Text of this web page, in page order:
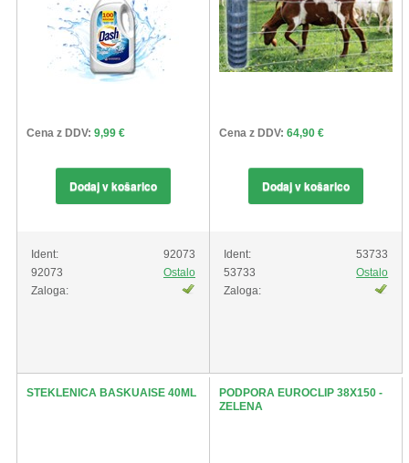
Cena z DDV: 9,99 €
Dodaj v košarico
Ident:
92073
92073
Ostalo
Zaloga:
Cena z DDV: 64,90 €
Dodaj v košarico
Ident:
53733
53733
Ostalo
Zaloga:
STEKLENICA BASKUAISE 40ML
PODPORA EUROCLIP 38X150 -
ZELENA